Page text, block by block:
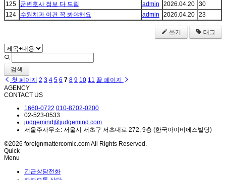
125
군변호사 정보 다 드림 admin 2026.04.20 30
124
수원치과 이건 꼭 봐야해요 admin 2026.04.20 23
쓰기 태그
검색
첫 페이지 2 3 4 5 6 7 8 9 10 11 끝 페이지
AGENCY
CONTACT US
1660-0722 010-8702-0200
02-523-0533
judgemind@judgemind.com
서울주사무소: 서울시 서초구 서초대로 272, 9층 (한국아이비에스빌딩)
©2026 foreignmattercomic.com All Rights Reserved.
Quick
Menu
긴급상담전화